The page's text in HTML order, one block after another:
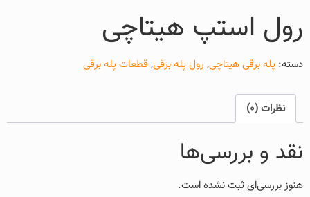
رول استپ هیتاچی
دسته: پله برقی هیتاچی, رول پله برقی, قطعات پله برقی
نظرات (0)
نقد و بررسی‌ها
هنوز بررسی‌ای ثبت نشده است.